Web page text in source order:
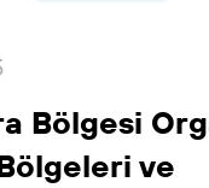
Bölgesi
ve